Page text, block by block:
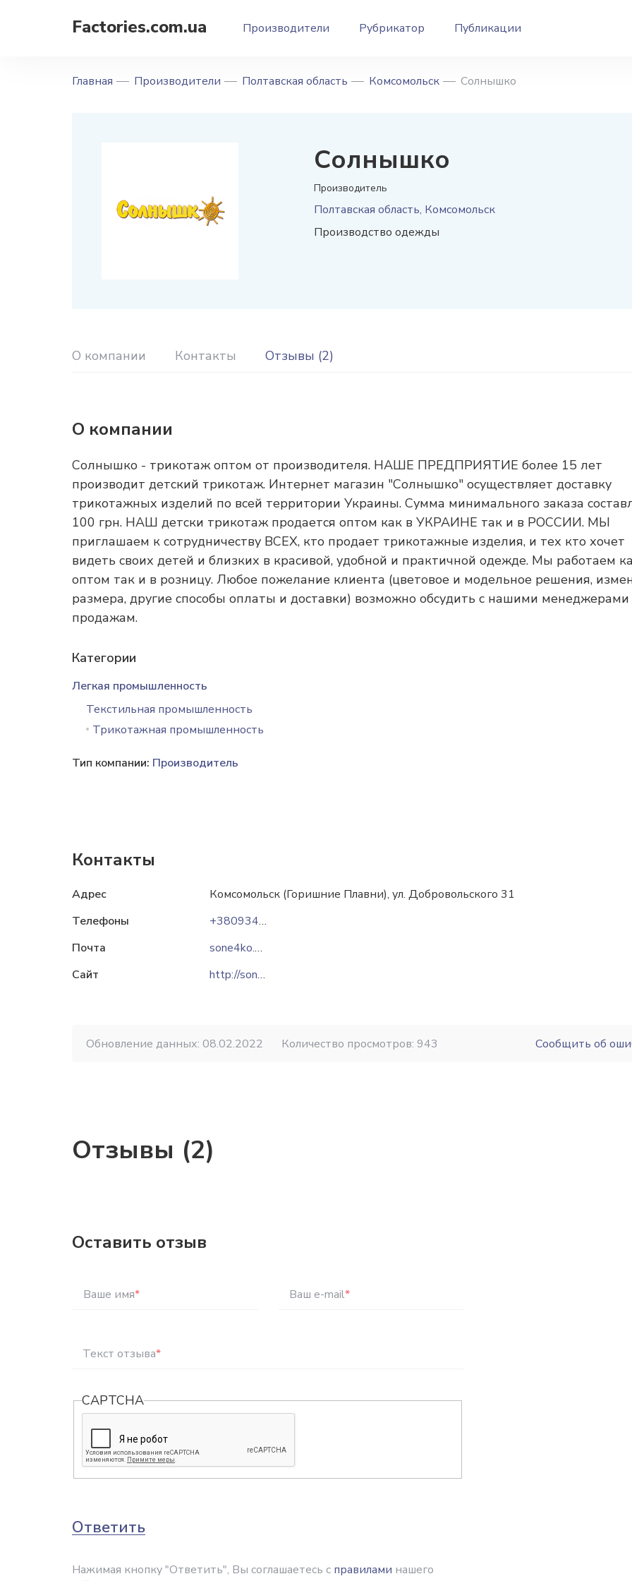
Factories.com.ua Производители Рубрикатор Публикации
Главная Производители Полтавская область Комсомольск Солнышко
Солнышко
Производитель
Полтавская область, Комсомольск
Производство одежды
О компании Контакты Отзывы (2)
О компании
Солнышко - трикотаж оптом от производителя. НАШЕ ПРЕДПРИЯТИЕ более 15 лет
производит детский трикотаж. Интернет магазин "Солнышко" осуществляет доставку
трикотажных изделий по всей территории Украины. Сумма минимального заказа
100 грн. НАШ детски трикотаж продается оптом как в УКРАИНЕ так и в РОССИИ. МЫ
приглашаем к сотрудничеству ВСЕХ, кто продает трикотажные изделия, и тех кто хочет
видеть своих детей и близких в красивой, удобной и практичной одежде. Мы работаем
оптом так и в розницу. Любое пожелание клиента (цветовое и модельное решения,
размера, другие способы оплаты и доставки) возможно обсудить с нашими
продажам.
Категории
Легкая промышленность
Текстильная промышленность
Трикотажная промышленность
Тип компании: Производитель
Контакты
Адрес
Комсомольск (Горишние Плавни), ул. Добровольского 31
Телефоны
+380934679256
Почта
sone4ko.pl.ua@gmail.com
Сайт
http://sone4ko.pl.ua
Обновление данных: 08.02.2022 Количество просмотров: 943 Сообщить об
Отзывы (2)
Оставить отзыв
Ваше имя* Ваш e-mail*
Текст отзыва*
CAPTCHA
Ответить
Нажимая кнопку "Ответить", Вы соглашаетесь с правилами нашего